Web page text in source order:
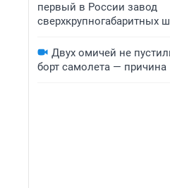
первый в России завод
сверхкрупногабаритных
Двух омичей не
борт самолета — причина